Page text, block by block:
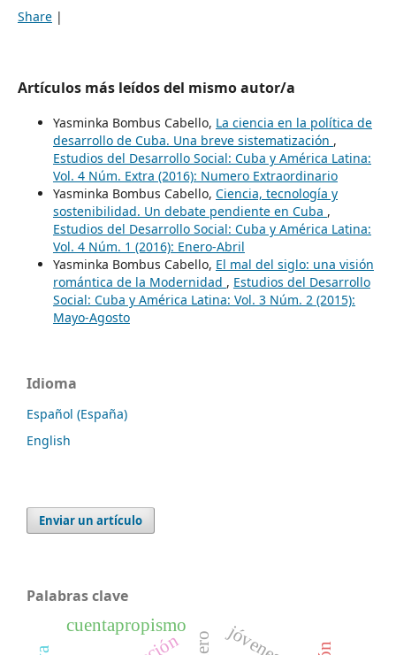
Share |
Artículos más leídos del mismo autor/a
Yasminka Bombus Cabello, La ciencia en la política de
desarrollo de Cuba. Una breve sistematización ,
Estudios del Desarrollo Social: Cuba y América Latina:
Vol. 4 Núm. Extra (2016): Numero Extraordinario
Yasminka Bombus Cabello, Ciencia, tecnología y
sostenibilidad. Un debate pendiente en Cuba ,
Estudios del Desarrollo Social: Cuba y América Latina:
Vol. 4 Núm. 1 (2016): Enero-Abril
Yasminka Bombus Cabello, El mal del siglo: una visión
romántica de la Modernidad , Estudios del Desarrollo
Social: Cuba y América Latina: Vol. 3 Núm. 2 (2015):
Mayo-Agosto
Idioma
Español (España)
English
Enviar un artículo
Palabras clave
jóvenes
cuentapropismo